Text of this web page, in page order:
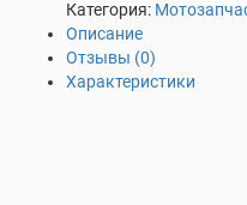
Категория:
Описание
Отзывы (0)
Характеристики